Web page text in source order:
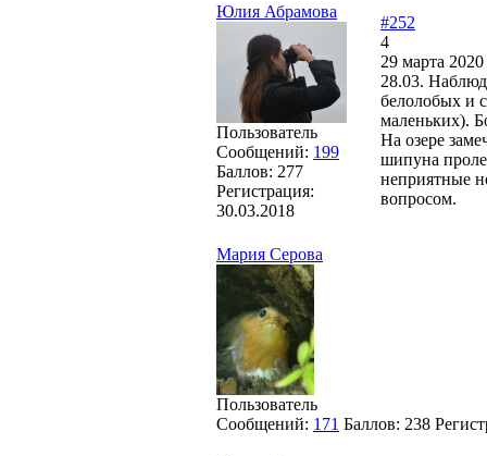
Юлия Абрамова
Пользователь
Сообщений: 199
Баллов: 277
Регистрация:
30.03.2018
#252
4
29 марта
28.03.
белолобых и
маленьких).
На озере
шипуна
неприятные
вопросом.
Мария Серова
Пользователь
Сообщений: 171 Баллов: 238